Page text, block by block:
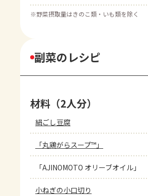
※野菜摂取量はきのこ類・いも類を除く
副菜のレシピ
材料（2人分）
絹ごし豆腐
「丸鶏がらスープ™」
「AJINOMOTO オリーブオイル」
小ねぎの小口切り